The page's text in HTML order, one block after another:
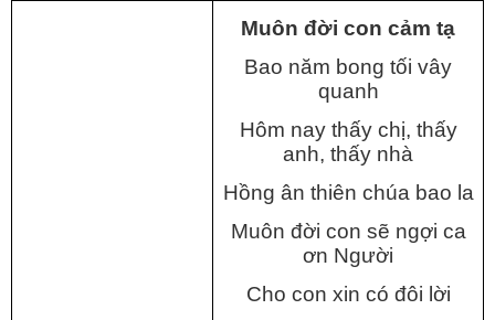
Muôn đời con cảm tạ
Bao năm bong tối vây
quanh
Hôm nay thấy chị, thấy
anh, thấy nhà
Hồng ân thiên chúa bao la
Muôn đời con sẽ ngợi ca
ơn Người
Cho con xin có đôi lời